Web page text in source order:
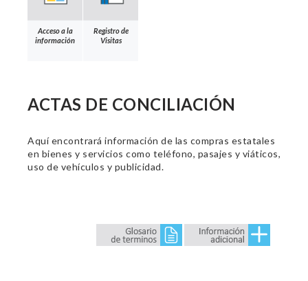
Acceso a la
información
Registro de
Visitas
ACTAS DE CONCILIACIÓN
Aquí encontrará información de las compras estatales
en bienes y servicios como teléfono, pasajes y viáticos,
uso de vehículos y publicidad.